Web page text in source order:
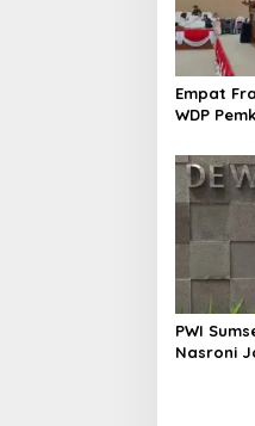
Empat
WDP
PWI
Nasroni